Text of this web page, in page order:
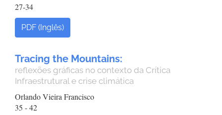
27-34
PDF (Inglês)
Tracing the Mountains:
reflexões gráficas no contexto da Crítica
Infraestrutural e crise climática
Orlando Vieira Francisco
35 - 42